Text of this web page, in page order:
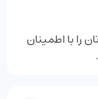
را با اطمینان